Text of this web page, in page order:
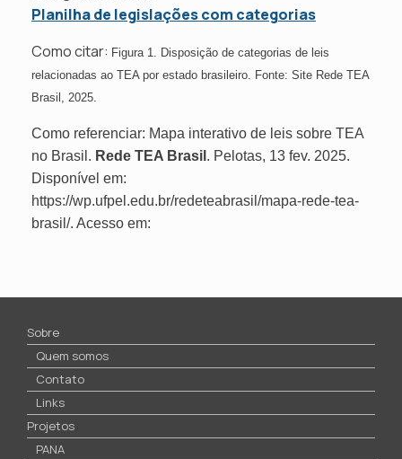
Planilha de legislações com categorias
Como citar: Figura 1. Disposição de categorias de leis
relacionadas ao TEA por estado brasileiro. Fonte: Site Rede TEA
Brasil, 2025.
Como referenciar: Mapa interativo de leis sobre TEA
no Brasil. Rede TEA Brasil . Pelotas, 13 fev. 2025.
Disponível em:
https://wp.ufpel.edu.br/redeteabrasil/mapa-rede-tea-
brasil/. Acesso em:
Sobre
Quem somos
Contato
Links
Projetos
PANA